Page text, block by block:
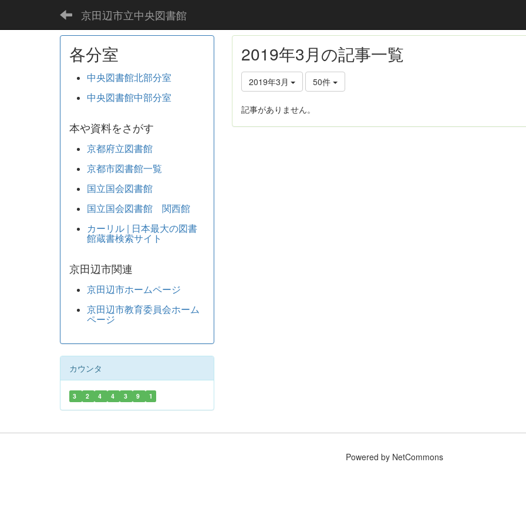
京田辺市立中央図書館
2019年3月の記事一覧
2019年3月 50件
記事がありません。
各分室
中央図書館北部分室
中央図書館中部分室
本や資料をさがす
京都府立図書館
京都市図書館一覧
国立国会図書館
国立国会図書館 関西館
カーリル | 日本最大の図書
館蔵書検索サイト
京田辺市関連
京田辺市ホームページ
京田辺市教育委員会ホーム
ページ
カウンタ
3 2 4 4 3 9 1
Powered by NetCommons